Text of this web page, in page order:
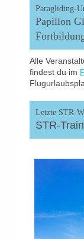
Paragliding-
Papillon
Alle
findest du im
Letzte STR-
STR-